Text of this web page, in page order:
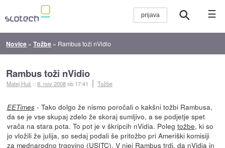
☰
Novice »Tožbe » Rambus toži nVidio
Rambus toži nVidio
Matej Huš ::8. nov 2008ob 17:41 Tožbe
EETimes- Tako dolgo že nismo poročali o kakšni tožbi Rambusa,
da se je vse skupaj zdelo že skoraj sumljivo, a se podjetje spet
vrača na stara pota. To pot je v škripcih nVidia. Poleg tožbe, ki so
jo vložili že julija, so sedaj podali še pritožbo pri Ameriški komisiji
za mednarodno trgovino (USITC). V njej Rambus trdi, da nVidia in